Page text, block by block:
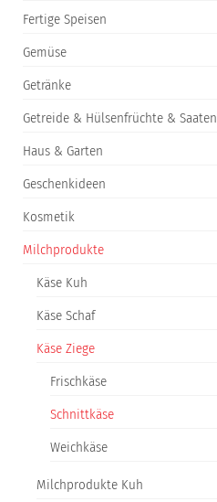
Fertige Speisen
Gemüse
Getränke
Getreide & Hülsenfrüchte & Saaten
Haus & Garten
Geschenkideen
Kosmetik
Milchprodukte
Käse Kuh
Käse Schaf
Käse Ziege
Frischkäse
Schnittkäse
Weichkäse
Milchprodukte Kuh